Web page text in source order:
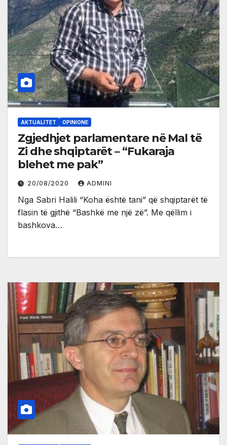
AKTUALITET OPINIONE
Zgjedhjet parlamentare në Mal të
Zi dhe shqiptarët – “Fukaraja
blehet me pak”
20/08/2020 ADMINI
Nga Sabri Halili “Koha është tani” që shqiptarët të
flasin të gjithë “Bashkë me një zë”. Me qëllim i
bashkova…